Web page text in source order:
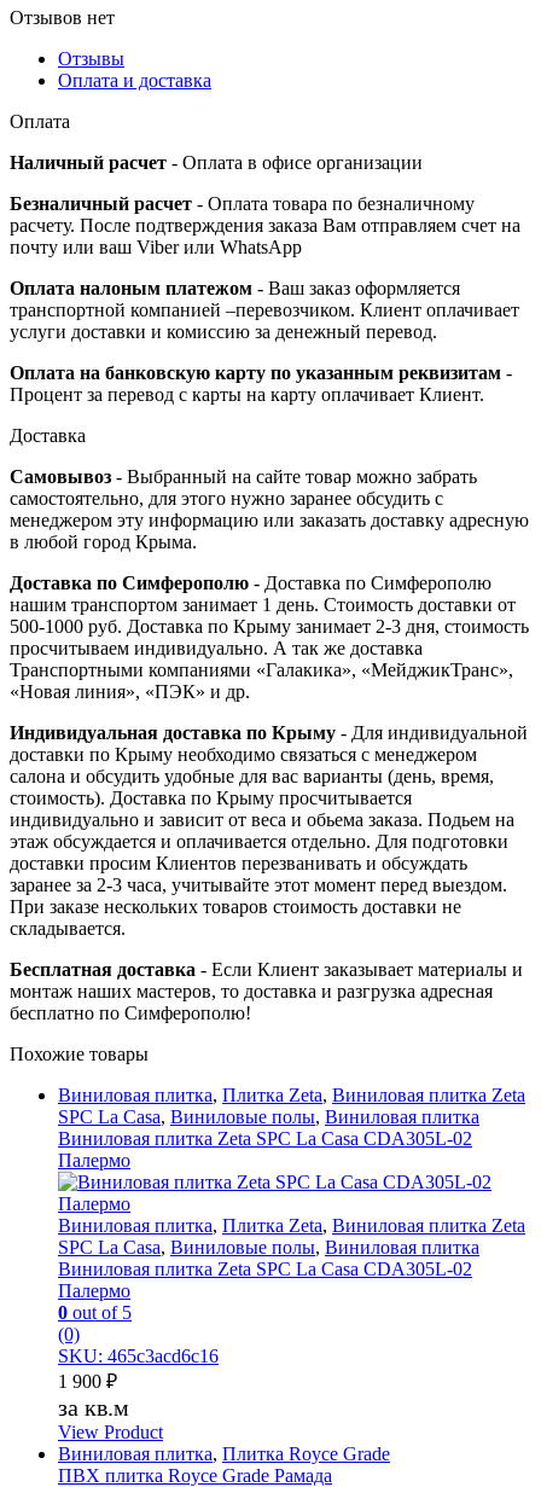
Отзывов нет
Отзывы
Оплата и доставка
Оплата
Наличный расчет - Оплата в офисе организации
Безналичный расчет - Оплата товара по безналичному
расчету. После подтверждения заказа Вам отправляем счет на
почту или ваш Viber или WhatsApp
Оплата налоным платежом - Ваш заказ оформляется
транспортной компанией –перевозчиком. Клиент оплачивает
услуги доставки и комиссию за денежный перевод.
Оплата на банковскую карту по указанным реквизитам -
Процент за перевод с карты на карту оплачивает Клиент.
Доставка
Самовывоз - Выбранный на сайте товар можно забрать
самостоятельно, для этого нужно заранее обсудить с
менеджером эту информацию или заказать доставку адресную
в любой город Крыма.
Доставка по Симферополю - Доставка по Симферополю
нашим транспортом занимает 1 день. Стоимость доставки от
500-1000 руб. Доставка по Крыму занимает 2-3 дня, стоимость
просчитываем индивидуально. А так же доставка
Транспортными компаниями «Галакика», «МейджикТранс»,
«Новая линия», «ПЭК» и др.
Индивидуальная доставка по Крыму - Для индивидуальной
доставки по Крыму необходимо связаться с менеджером
салона и обсудить удобные для вас варианты (день, время,
стоимость). Доставка по Крыму просчитывается
индивидуально и зависит от веса и обьема заказа. Подьем на
этаж обсуждается и оплачивается отдельно. Для подготовки
доставки просим Клиентов перезванивать и обсуждать
заранее за 2-3 часа, учитывайте этот момент перед выездом.
При заказе нескольких товаров стоимость доставки не
складывается.
Бесплатная доставка - Если Клиент заказывает материалы и
монтаж наших мастеров, то доставка и разгрузка адресная
бесплатно по Симферополю!
Похожие товары
Виниловая плитка, Плитка Zeta, Виниловая плитка Zeta
SPC La Casa, Виниловые полы, Виниловая плитка
Виниловая плитка Zeta SPC La Casa CDA305L-02
Палермо
Виниловая плитка, Плитка Zeta, Виниловая плитка Zeta
SPC La Casa, Виниловые полы, Виниловая плитка
Виниловая плитка Zeta SPC La Casa CDA305L-02
Палермо
0 out of 5
(0)
SKU: 465c3acd6c16
1 900 ₽
за кв.м
View Product
Виниловая плитка, Плитка Royce Grade
ПВХ плитка Royce Grade Рамада